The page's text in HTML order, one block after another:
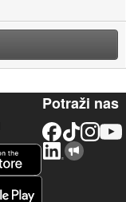
Potraži nas